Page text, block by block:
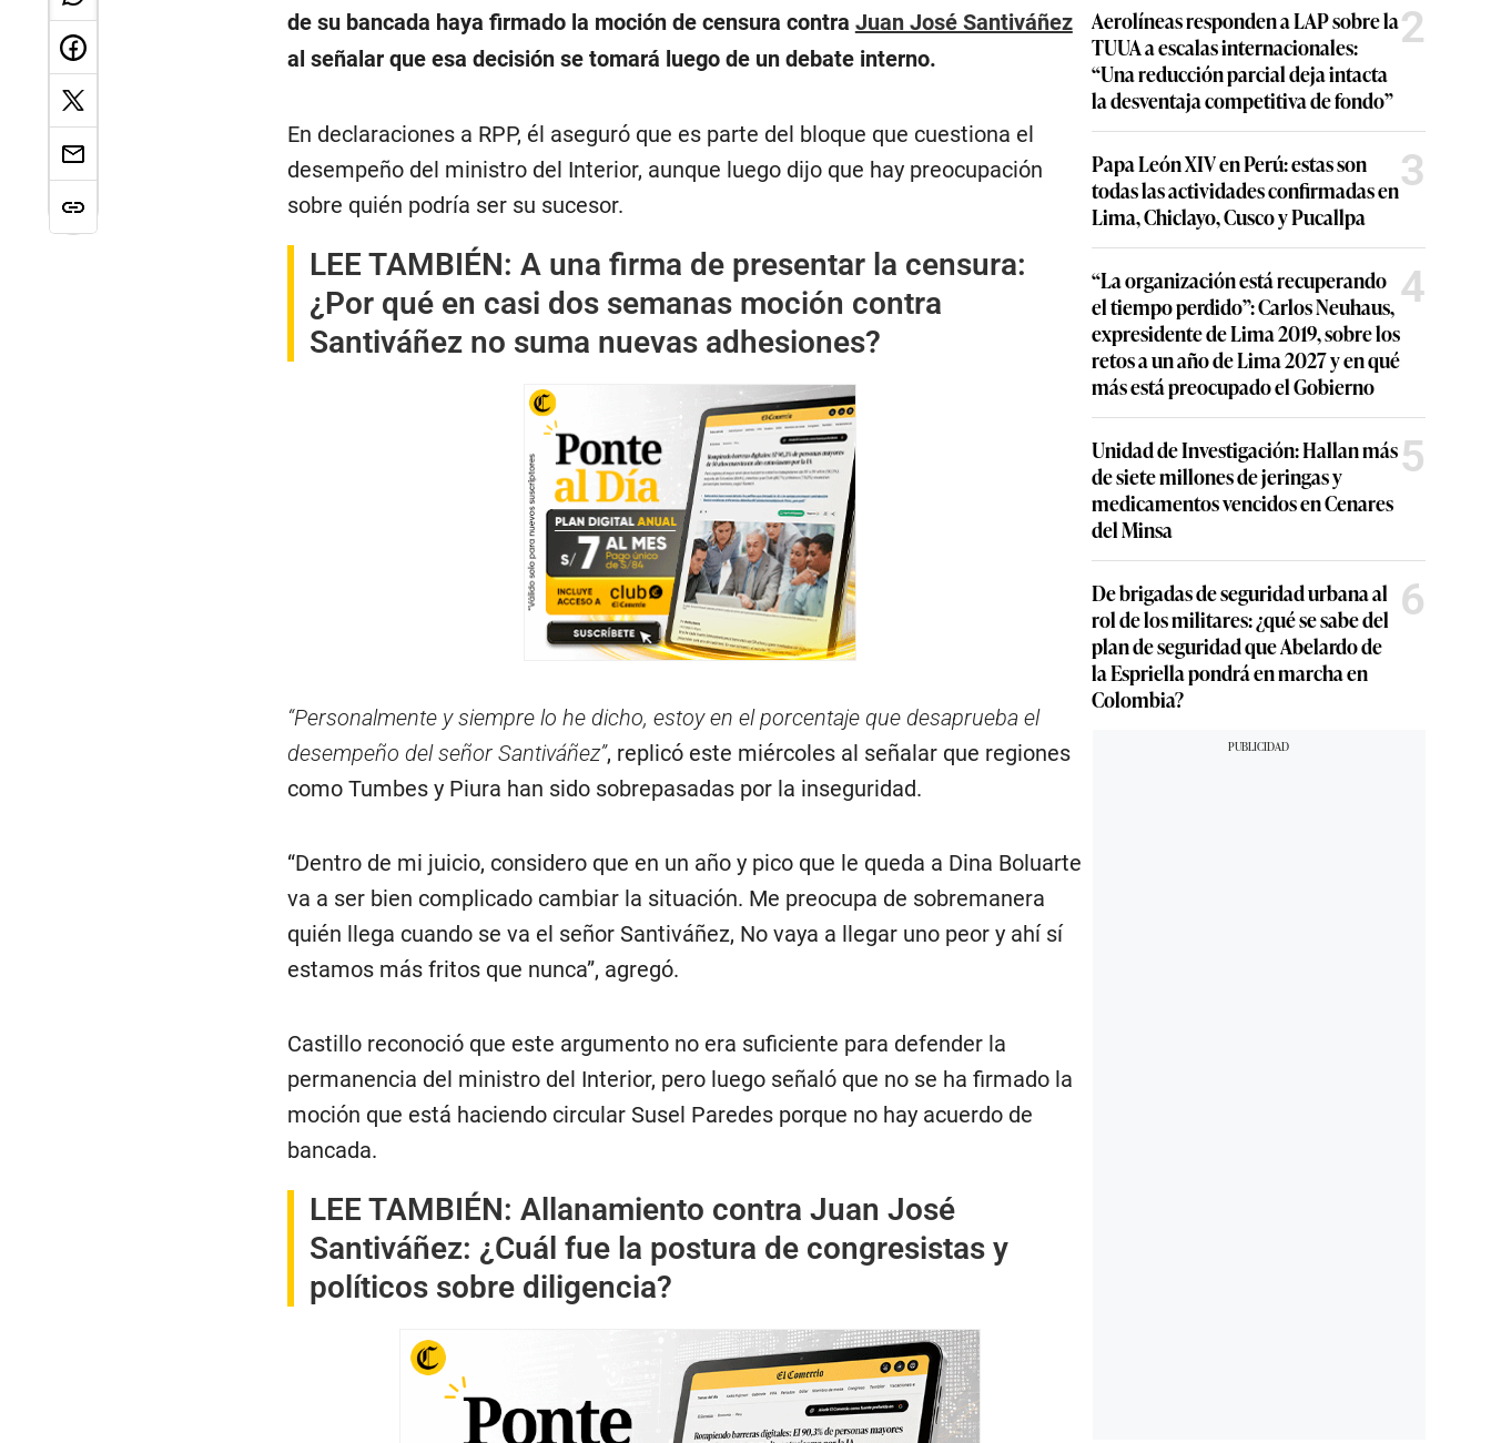
de su bancada haya firmado la moción de censura contra Juan José Santiváñez
al señalar que esa decisión se tomará luego de un debate interno.
En declaraciones a RPP, él aseguró que es parte del bloque que cuestiona el
desempeño del ministro del Interior, aunque luego dijo que hay preocupación
sobre quién podría ser su sucesor.
LEE TAMBIÉN: A una firma de presentar la censura:
¿Por qué en casi dos semanas moción contra
Santiváñez no suma nuevas adhesiones?
“Personalmente y siempre lo he dicho, estoy en el porcentaje que desaprueba el
desempeño del señor Santiváñez”, replicó este miércoles al señalar que regiones
como Tumbes y Piura han sido sobrepasadas por la inseguridad.
“Dentro de mi juicio, considero que en un año y pico que le queda a Dina Boluarte
va a ser bien complicado cambiar la situación. Me preocupa de sobremanera
quién llega cuando se va el señor Santiváñez, No vaya a llegar uno peor y ahí sí
estamos más fritos que nunca”, agregó.
Castillo reconoció que este argumento no era suficiente para defender la
permanencia del ministro del Interior, pero luego señaló que no se ha firmado la
moción que está haciendo circular Susel Paredes porque no hay acuerdo de
bancada.
LEE TAMBIÉN: Allanamiento contra Juan José
Santiváñez: ¿Cuál fue la postura de congresistas y
políticos sobre diligencia?
Aerolíneas responden a LAP sobre la
TUUA a escalas internacionales:
“Una reducción parcial deja intacta
la desventaja competitiva de fondo”
2
Papa León XIV en Perú: estas son
todas las actividades confirmadas en
Lima, Chiclayo, Cusco y Pucallpa
3
“La organización está recuperando
el tiempo perdido”: Carlos Neuhaus,
expresidente de Lima 2019, sobre los
retos a un año de Lima 2027 y en qué
más está preocupado el Gobierno
4
Unidad de Investigación: Hallan más
de siete millones de jeringas y
medicamentos vencidos en Cenares
del Minsa
5
De brigadas de seguridad urbana al
rol de los militares: ¿qué se sabe del
plan de seguridad que Abelardo de
la Espriella pondrá en marcha en
Colombia?
6